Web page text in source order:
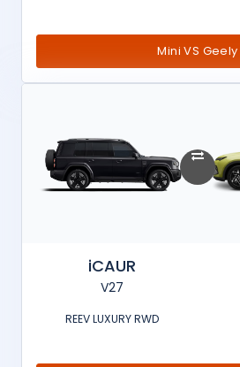
Mini VS Geely
iCAUR
V27
REEV LUXURY RWD